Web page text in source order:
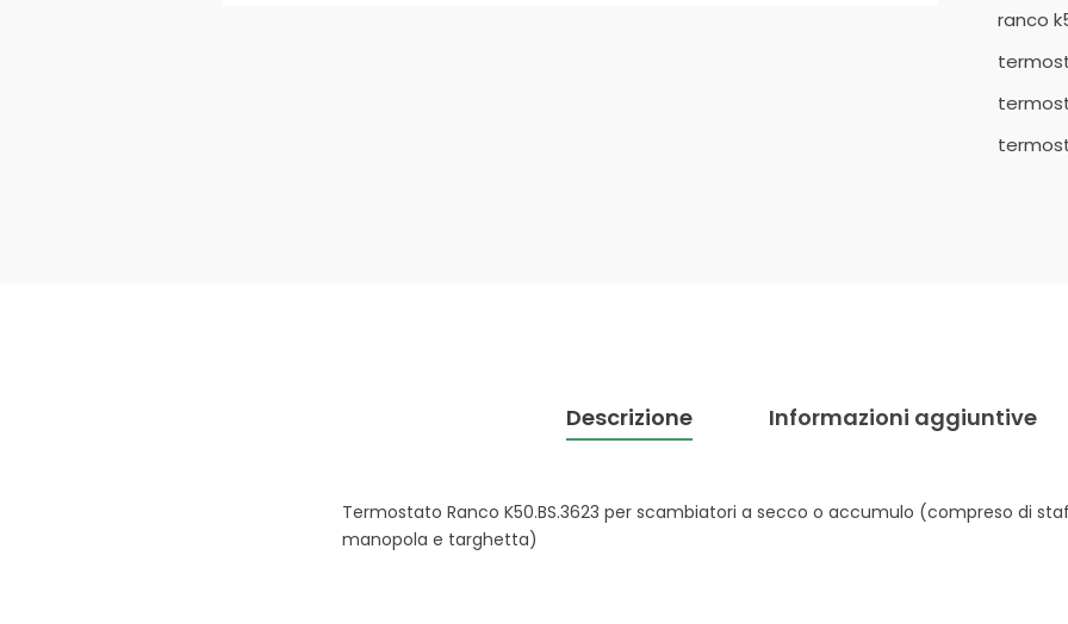
ranco
Descrizione Informazioni aggiuntive
Termostato Ranco K50.BS.3623 per scambiatori a secco o accumulo (compreso di
manopola e targhetta)